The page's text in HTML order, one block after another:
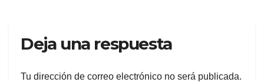
Deja una respuesta
Tu dirección de correo electrónico no será publicada.